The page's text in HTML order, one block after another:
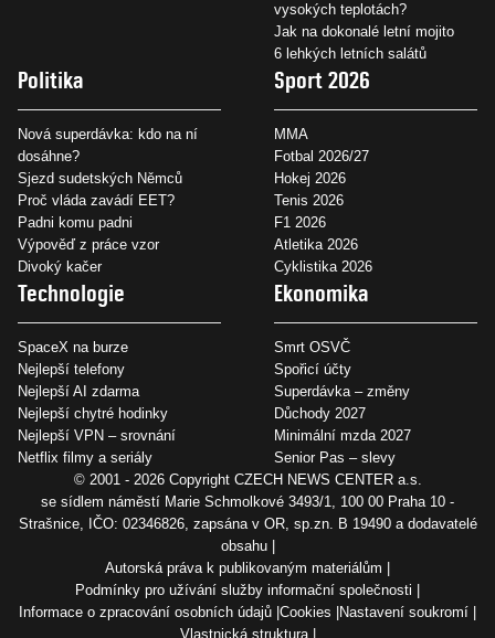
vysokých teplotách?
Jak na dokonalé letní mojito
6 lehkých letních salátů
Politika
Nová superdávka: kdo na ní
dosáhne?
Sjezd sudetských Němců
Proč vláda zavádí EET?
Padni komu padni
Výpověď z práce vzor
Divoký kačer
Sport 2026
MMA
Fotbal 2026/27
Hokej 2026
Tenis 2026
F1 2026
Atletika 2026
Cyklistika 2026
Technologie
SpaceX na burze
Nejlepší telefony
Nejlepší AI zdarma
Nejlepší chytré hodinky
Nejlepší VPN – srovnání
Netflix filmy a seriály
Ekonomika
Smrt OSVČ
Spořicí účty
Superdávka – změny
Důchody 2027
Minimální mzda 2027
Senior Pas – slevy
© 2001 - 2026 Copyright CZECH NEWS CENTER a.s.
se sídlem náměstí Marie Schmolkové 3493/1, 100 00 Praha 10 -
Strašnice, IČO: 02346826, zapsána v OR, sp.zn. B 19490 a dodavatelé
obsahu
Autorská práva k publikovaným materiálům
Podmínky pro užívání služby informační společnosti
Informace o zpracování osobních údajů Cookies
Nastavení soukromí
Vlastnická struktura